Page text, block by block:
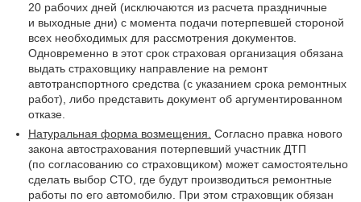
20 рабочих дней (исключаются из расчета праздничные
и выходные дни) с момента подачи потерпевшей стороной
всех необходимых для рассмотрения документов.
Одновременно в этот срок страховая организация обязана
выдать страховщику направление на ремонт
автотранспортного средства (с указанием срока ремонтных
работ), либо представить документ об аргументированном
отказе.
Натуральная форма возмещения. Согласно правка нового
закона автострахования потерпевший участник ДТП
(по согласованию со страховщиком) может самостоятельно
сделать выбор СТО, где будут производиться ремонтные
работы по его автомобилю. При этом страховщик обязан